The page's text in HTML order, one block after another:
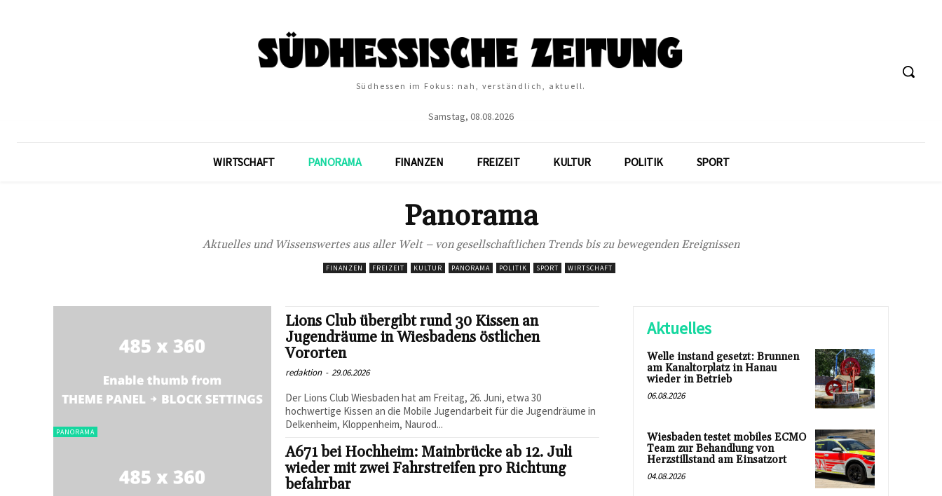
Südhessen im Fokus: nah, verständlich, aktuell.
Samstag, 08.08.2026
WIRTSCHAFT PANORAMA FINANZEN FREIZEIT KULTUR POLITIK SPORT
Panorama
Aktuelles und Wissenswertes aus aller Welt – von gesellschaftlichen Trends bis zu bewegenden Ereignissen
FINANZEN FREIZEIT KULTUR PANORAMA POLITIK SPORT WIRTSCHAFT
PANORAMA
Lions Club übergibt rund 30 Kissen an
Jugendräume in Wiesbadens östlichen
Vororten
redaktion - 29.06.2026
Der Lions Club Wiesbaden hat am Freitag, 26. Juni, etwa 30
hochwertige Kissen an die Mobile Jugendarbeit für die Jugendräume in
Delkenheim, Kloppenheim, Naurod...
A671 bei Hochheim: Mainbrücke ab 12. Juli
wieder mit zwei Fahrstreifen pro Richtung
befahrbar
Aktuelles
Welle instand gesetzt: Brunnen
am Kanaltorplatz in Hanau
wieder in Betrieb
06.08.2026
Wiesbaden testet mobiles ECMO
Team zur Behandlung von
Herzstillstand am Einsatzort
04.08.2026